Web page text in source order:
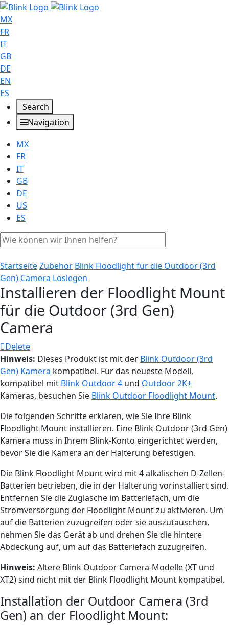
MX
FR
IT
GB
DE
EN
ES
Search
Navigation
MX
FR
IT
GB
DE
US
ES
StartseiteZubehör Blink Floodlight für die Outdoor (3rd
Gen) Camera Loslegen
Installieren der Floodlight Mount
für die Outdoor (3rd Gen)
Camera
Delete
Hinweis: Dieses Produkt ist mit der Blink Outdoor (3rd
Gen) Kamera kompatibel. Für das neueste Modell,
kompatibel mit Blink Outdoor 4 und Outdoor 2K+
Kameras, besuchen Sie Blink Outdoor Floodlight Mount.
Die folgenden Schritte erklären, wie Sie Ihre Blink
Floodlight Mount installieren. Eine Blink Outdoor (3rd Gen)
Kamera muss in Ihrem Blink-Konto eingerichtet werden,
bevor Sie die Kamera an der Halterung befestigen.
Die Blink Floodlight Mount wird mit 4 alkalischen D-Zellen-
Batterien betrieben, die in der Halterung vorinstalliert sind.
Entfernen Sie die Zuglasche im Batteriefach, um die
Stromversorgung der Floodlight Mount zu aktivieren. Um
auf die Batterien zuzugreifen oder sie auszutauschen,
nehmen Sie das Gerät ab und drehen Sie die hintere
Abdeckung auf, um auf das Batteriefach zuzugreifen.
Hinweis: Ältere Blink Outdoor Camera-Modelle (XT und
XT2) sind nicht mit der Blink Floodlight Mount kompatibel.
Installation der Outdoor Camera (3rd
Gen) an der Floodlight Mount: